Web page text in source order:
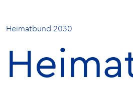
Heimatbund 2030